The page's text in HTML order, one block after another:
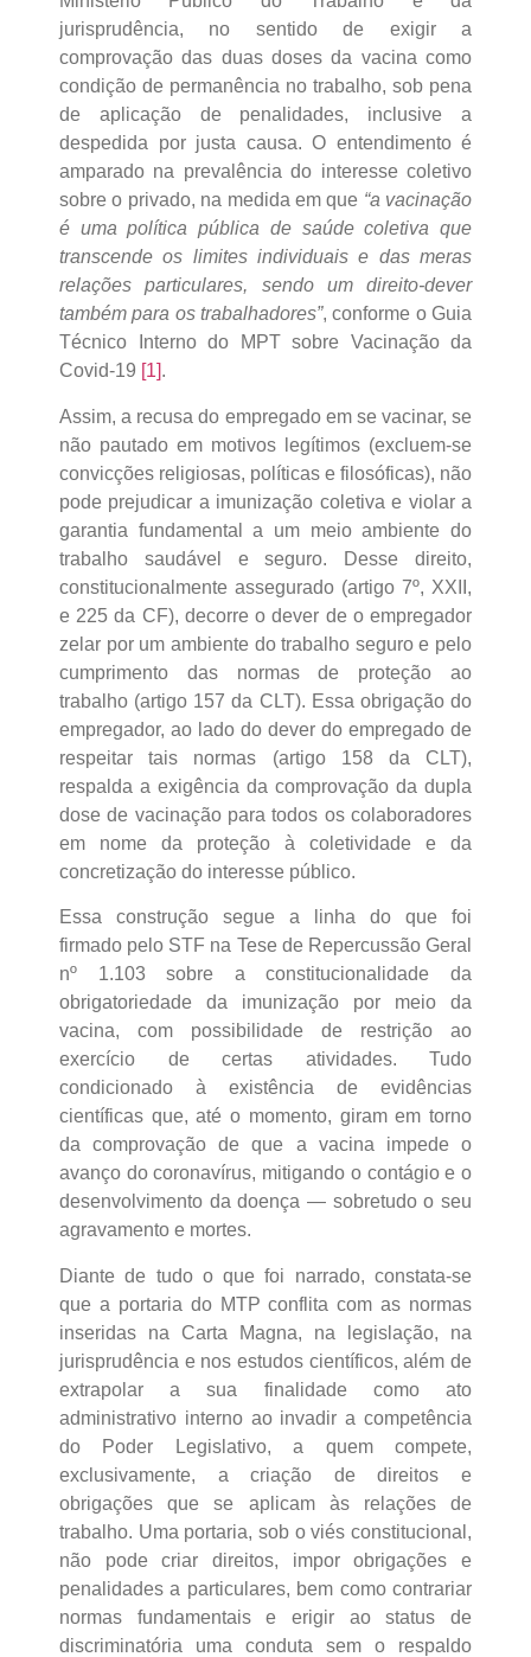
jurisprudência, no sentido de exigir a
comprovação das duas doses da vacina como
condição de permanência no trabalho, sob pena
de aplicação de penalidades, inclusive a
despedida por justa causa. O entendimento é
amparado na prevalência do interesse coletivo
sobre o privado, na medida em que “a vacinação
é uma política pública de saúde coletiva que
transcende os limites individuais e das meras
relações particulares, sendo um direito-dever
também para os trabalhadores”, conforme o Guia
Técnico Interno do MPT sobre Vacinação da
Covid-19 [1].
Assim, a recusa do empregado em se vacinar, se
não pautado em motivos legítimos (excluem-se
convicções religiosas, políticas e filosóficas), não
pode prejudicar a imunização coletiva e violar a
garantia fundamental a um meio ambiente do
trabalho saudável e seguro. Desse direito,
constitucionalmente assegurado (artigo 7º, XXII,
e 225 da CF), decorre o dever de o empregador
zelar por um ambiente do trabalho seguro e pelo
cumprimento das normas de proteção ao
trabalho (artigo 157 da CLT). Essa obrigação do
empregador, ao lado do dever do empregado de
respeitar tais normas (artigo 158 da CLT),
respalda a exigência da comprovação da dupla
dose de vacinação para todos os colaboradores
em nome da proteção à coletividade e da
concretização do interesse público.
Essa construção segue a linha do que foi
firmado pelo STF na Tese de Repercussão Geral
nº 1.103 sobre a constitucionalidade da
obrigatoriedade da imunização por meio da
vacina, com possibilidade de restrição ao
exercício de certas atividades. Tudo
condicionado à existência de evidências
científicas que, até o momento, giram em torno
da comprovação de que a vacina impede o
avanço do coronavírus, mitigando o contágio e o
desenvolvimento da doença — sobretudo o seu
agravamento e mortes.
Diante de tudo o que foi narrado, constata-se
que a portaria do MTP conflita com as normas
inseridas na Carta Magna, na legislação, na
jurisprudência e nos estudos científicos, além de
extrapolar a sua finalidade como ato
administrativo interno ao invadir a competência
do Poder Legislativo, a quem compete,
exclusivamente, a criação de direitos e
obrigações que se aplicam às relações de
trabalho. Uma portaria, sob o viés constitucional,
não pode criar direitos, impor obrigações e
penalidades a particulares, bem como contrariar
normas fundamentais e erigir ao status de
discriminatória uma conduta sem o respaldo